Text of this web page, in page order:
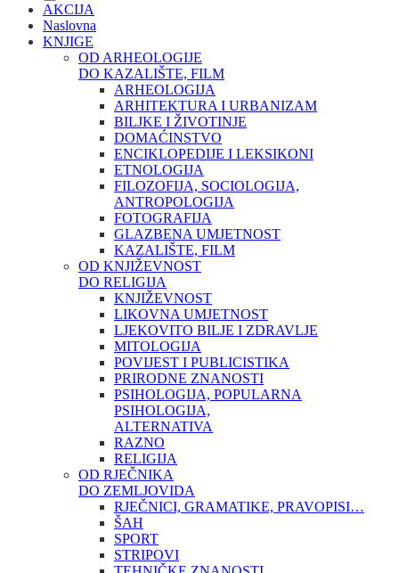
AKCIJA
Naslovna
KNJIGE
OD ARHEOLOGIJE
DO KAZALIŠTE, FILM
ARHEOLOGIJA
ARHITEKTURA I URBANIZAM
BILJKE I ŽIVOTINJE
DOMAĆINSTVO
ENCIKLOPEDIJE I LEKSIKONI
ETNOLOGIJA
FILOZOFIJA, SOCIOLOGIJA,
ANTROPOLOGIJA
FOTOGRAFIJA
GLAZBENA UMJETNOST
KAZALIŠTE, FILM
OD KNJIŽEVNOST
DO RELIGIJA
KNJIŽEVNOST
LIKOVNA UMJETNOST
LJEKOVITO BILJE I ZDRAVLJE
MITOLOGIJA
POVIJEST I PUBLICISTIKA
PRIRODNE ZNANOSTI
PSIHOLOGIJA, POPULARNA
PSIHOLOGIJA,
ALTERNATIVA
RAZNO
RELIGIJA
OD RJEČNIKA
DO ZEMLJOVIDA
RJEČNICI, GRAMATIKE, PRAVOPISI…
ŠAH
SPORT
STRIPOVI